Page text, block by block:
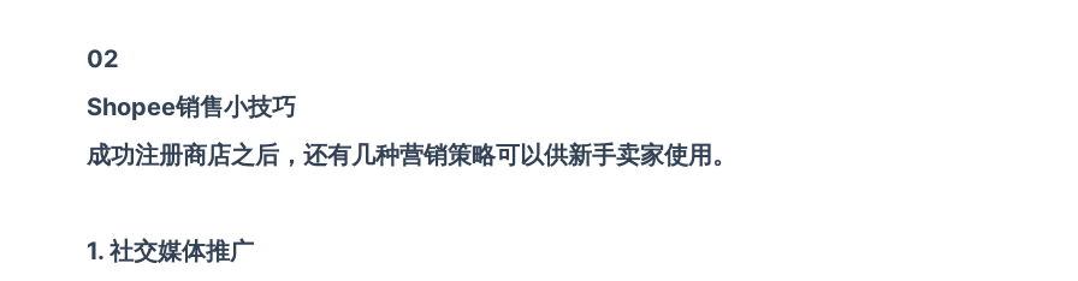
02
Shopee销售小技巧
成功注册商店之后，还有几种营销策略可以供新手卖家使用。
1. 社交媒体推广